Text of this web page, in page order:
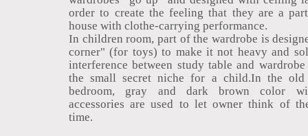
order to create the feeling that they are a
house with clothe-carrying performance.
In children room, part of the wardrobe is
corner" (for toys) to make it not heavy and
interference between study table and wardrobe
the small secret niche for a child.In the old
bedroom, gray and dark brown color
accessories are used to let owner think of
time.